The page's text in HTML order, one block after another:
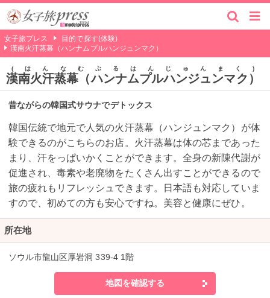
女子旅プレス
目的で探す(体験)
漢南火汗蒸幕（ハンナムプルハンジュンマク）
漢南火汗蒸幕（ハンナムプルハンジュンマク）
はんなむぷるはんじゅんまく
昔ながらの韓国式サウナでデトックス
韓国伝統で地元で人気の火汗蒸幕（ハンジュンマク）が体
験できるのがこちらのお店。火汗蒸幕は体の芯まであった
まり、汗をっぱいかくことができます。全身の新陳代謝が
促進され、毒素や老廃物をたくさん出すことができるので
旅の疲れもリフレッシュできます。日本語も対応していま
すので、初めての方も安心ですね。美容と健康にぜひ。
所在地
ソウル市龍山区厚岩洞 339-4 1階
地図を確認する